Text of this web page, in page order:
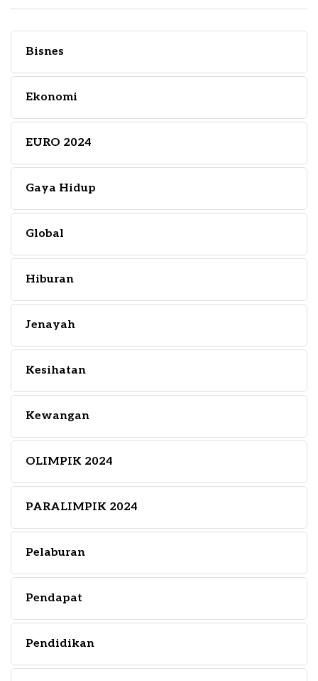
Bisnes
Ekonomi
EURO 2024
Gaya Hidup
Global
Hiburan
Jenayah
Kesihatan
Kewangan
OLIMPIK 2024
PARALIMPIK 2024
Pelaburan
Pendapat
Pendidikan